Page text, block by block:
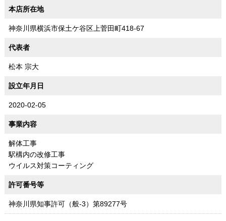
本店所在地
神奈川県横浜市保土ケ谷区上菅田町418-67
代表者
松本 宗大
設立年月日
2020-02-05
事業内容
解体工事
駅構内の改修工事
ウイルス対策コーティング
許可番号等
神奈川県知事許可（般-3）第89277号